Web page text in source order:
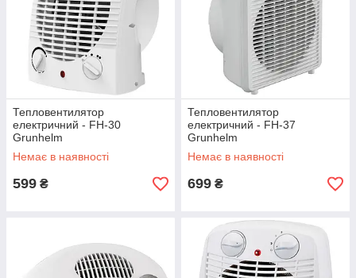
Тепловентилятор
електричний - FH-30
Grunhelm
Немає в наявності
599 ₴
Тепловентилятор
електричний - FH-37
Grunhelm
Немає в наявності
699 ₴